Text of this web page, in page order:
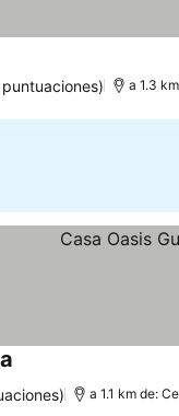
a 1.3
a 1.1 km de: